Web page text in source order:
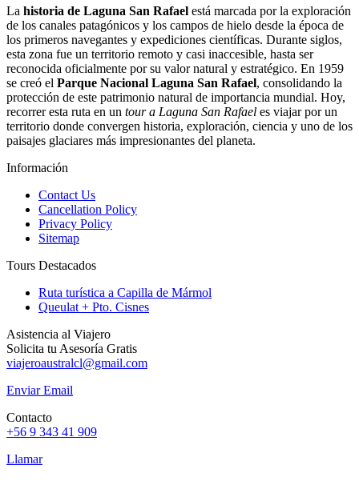
La historia de Laguna San Rafael está marcada por la exploración
de los canales patagónicos y los campos de hielo desde la época de
los primeros navegantes y expediciones científicas. Durante siglos,
esta zona fue un territorio remoto y casi inaccesible, hasta ser
reconocida oficialmente por su valor natural y estratégico. En 1959
se creó el Parque Nacional Laguna San Rafael, consolidando la
protección de este patrimonio natural de importancia mundial. Hoy,
recorrer esta ruta en un tour a Laguna San Rafael es viajar por un
territorio donde convergen historia, exploración, ciencia y uno de los
paisajes glaciares más impresionantes del planeta.
Información
Contact Us
Cancellation Policy
Privacy Policy
Sitemap
Tours Destacados
Ruta turística a Capilla de Mármol
Queulat + Pto. Cisnes
Asistencia al Viajero
Solicita tu Asesoría Gratis
viajeroaustralcl@gmail.com
Enviar Email
Contacto
+56 9 343 41 909
Llamar